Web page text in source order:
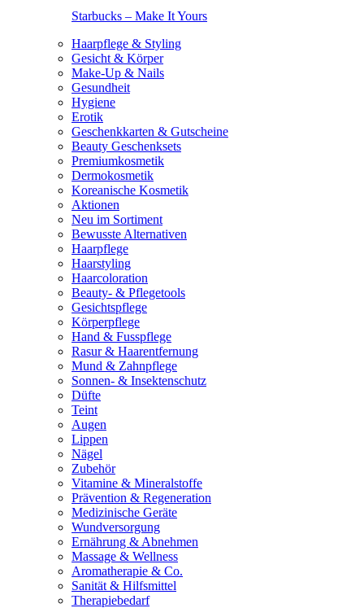
Starbucks – Make It Yours
Haarpflege & Styling
Gesicht & Körper
Make-Up & Nails
Gesundheit
Hygiene
Erotik
Geschenkkarten & Gutscheine
Beauty Geschenksets
Premiumkosmetik
Dermokosmetik
Koreanische Kosmetik
Aktionen
Neu im Sortiment
Bewusste Alternativen
Haarpflege
Haarstyling
Haarcoloration
Beauty- & Pflegetools
Gesichtspflege
Körperpflege
Hand & Fusspflege
Rasur & Haarentfernung
Mund & Zahnpflege
Sonnen- & Insektenschutz
Düfte
Teint
Augen
Lippen
Nägel
Zubehör
Vitamine & Mineralstoffe
Prävention & Regeneration
Medizinische Geräte
Wundversorgung
Ernährung & Abnehmen
Massage & Wellness
Aromatherapie & Co.
Sanität & Hilfsmittel
Therapiebedarf